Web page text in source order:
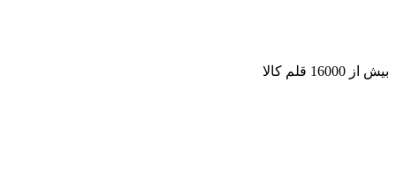
بیش از 16000 قلم کالا